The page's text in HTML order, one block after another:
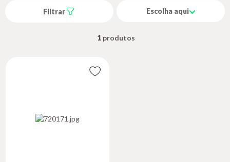
Filtrar Escolha aqui
1